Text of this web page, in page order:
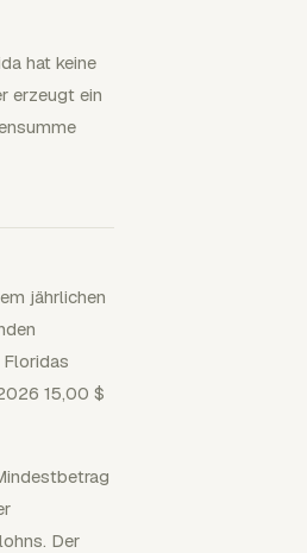
hat keine
erzeugt ein
jährlichen
15,00 $
Der